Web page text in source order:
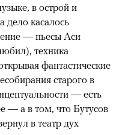
в острой и
дело касалось
— пьесы Аси
техника
фантастические
старого в
— есть
— а в том, что Бутусов
в театр дух